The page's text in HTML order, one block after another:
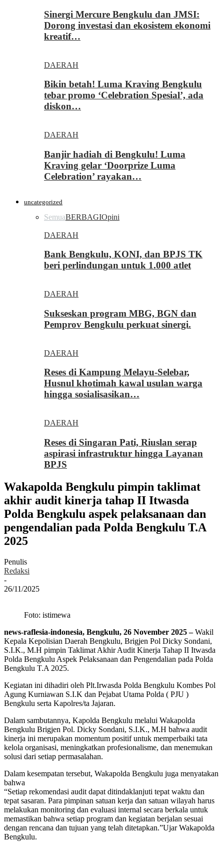
Sinergi Mercure Bengkulu dan JMSI:
Dorong investasi dan ekosistem ekonomi
kreatif…
DAERAH
Bikin betah! Luma Kraving Bengkulu
tebar promo ‘Celebration Spesial’, ada
diskon…
DAERAH
Banjir hadiah di Bengkulu! Luma
Kraving gelar ‘Doorprize Luma
Celebration’ rayakan…
uncategorized
SemuaBERBAGIOpini
DAERAH
Bank Bengkulu, KONI, dan BPJS TK
beri perlindungan untuk 1.000 atlet
DAERAH
Sukseskan program MBG, BGN dan
Pemprov Bengkulu perkuat sinergi.
DAERAH
Reses di Kampung Melayu-Selebar,
Husnul khotimah kawal usulan warga
hingga sosialisasikan…
DAERAH
Reses di Singaran Pati, Riuslan serap
aspirasi infrastruktur hingga Layanan
BPJS
Wakapolda Bengkulu pimpin taklimat
akhir audit kinerja tahap II Itwasda
Polda Bengkulu aspek pelaksanaan dan
pengendalian pada Polda Bengkulu T.A
2025
Penulis
Redaksi
-
26/11/2025
Foto: istimewa
news-raflesia-indonesia, Bengkulu, 26 November 2025 –Wakil
Kepala Kepolisian Daerah Bengkulu, Brigjen Pol Dicky Sondani,
S.I.K., M.H pimpin Taklimat Akhir Audit Kinerja Tahap II Itwasda
Polda Bengkulu Aspek Pelaksanaan dan Pengendalian pada Polda
Bengkulu T.A 2025.
Kegiatan ini dihadiri oleh Plt.Irwasda Polda Bengkulu Kombes Pol
Agung Kurniawan S.I.K dan Pejabat Utama Polda ( PJU )
Bengkulu serta Kapolres/ta Jajaran.
Dalam sambutannya, Kapolda Bengkulu melalui Wakapolda
Bengkulu Brigjen Pol. Dicky Sondani, S.I.K., M.H bahwa audit
kinerja ini merupakan momentum positif untuk memperbaiki tata
kelola organisasi, meningkatkan profesionalisme, dan menemukan
solusi dari setiap permasalahan.
Dalam kesempatan tersebut, Wakapolda Bengkulu juga menyatakan
bahwa
“Setiap rekomendasi audit dapat ditindaklanjuti tepat waktu dan
tepat sasaran. Para pimpinan satuan kerja dan satuan wilayah harus
melakukan monitoring dan evaluasi internal secara berkala untuk
memastikan bahwa setiap program dan kegiatan berjalan sesuai
dengan rencana dan tujuan yang telah ditetapkan.”Ujar Wakapolda
Bengkulu.